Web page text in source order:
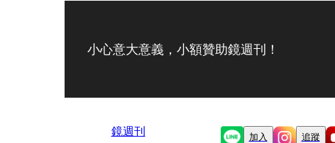
小心意大意義，小額贊助鏡週刊！
鏡週刊 加入 追蹤